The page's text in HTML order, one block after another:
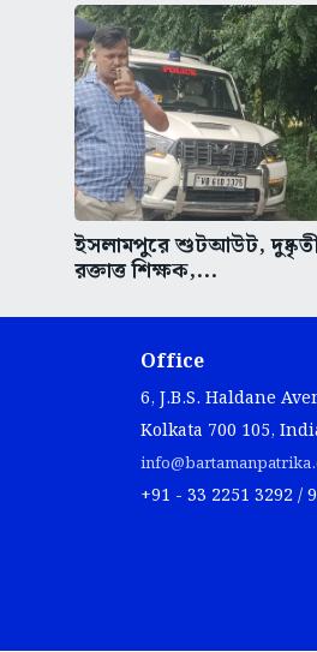
ইসলামপুরে শুটআউট,
রক্তাত্ত শিক্ষক,...
Office
6, J.B.S. Haldane
Kolkata 700 105,
+91 - 33 2251 3292 /